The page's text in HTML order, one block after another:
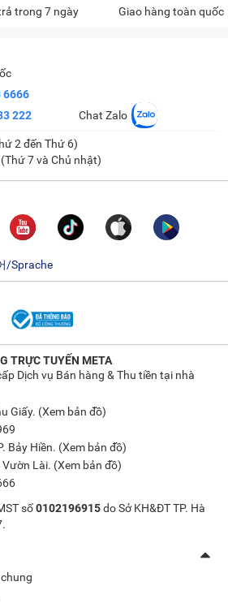
trong 7 ngày Giao hàng toàn quốc
6666
222
Chat Zalo
2 đến Thứ 6)
7 và Chủ nhật)
/Sprache
TRỰC TUYẾN META
Dịch vụ Bán hàng & Thu tiền tại nhà
Giấy. (Xem bản đồ)
Bảy Hiền. (Xem bản đồ)
Vườn Lài. (Xem bản đồ)
số0102196915do Sở KH&ĐT TP. Hà